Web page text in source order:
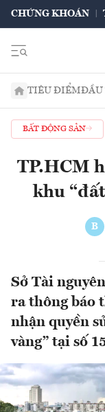
CHỨNG KHOÁN
TIÊU ĐIỂMĐẦU
BẤT ĐỘNG SẢN
TP.HCM
khu
B
Sở Tài
ra thông báo
nhận quyền
vàng” tại số